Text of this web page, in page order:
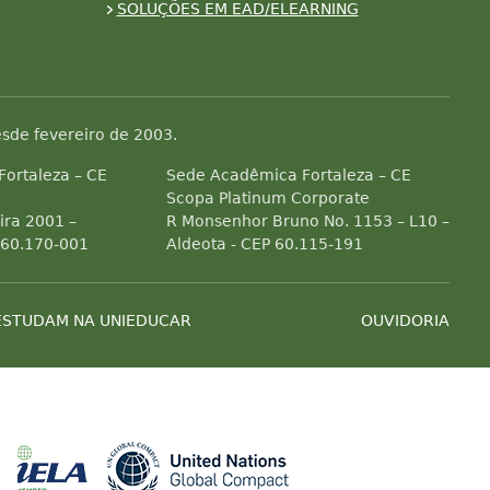
SOLUÇÕES EM EAD/ELEARNING
fevereiro de 2003.
– CE
2001 –
001
Sede Acadêmica Fortaleza – CE
Scopa Platinum Corporate
R Monsenhor Bruno No. 1153 – L10 –
Aldeota - CEP 60.115-191
NA UNIEDUCAR OUVIDORIA
de efeito estufa